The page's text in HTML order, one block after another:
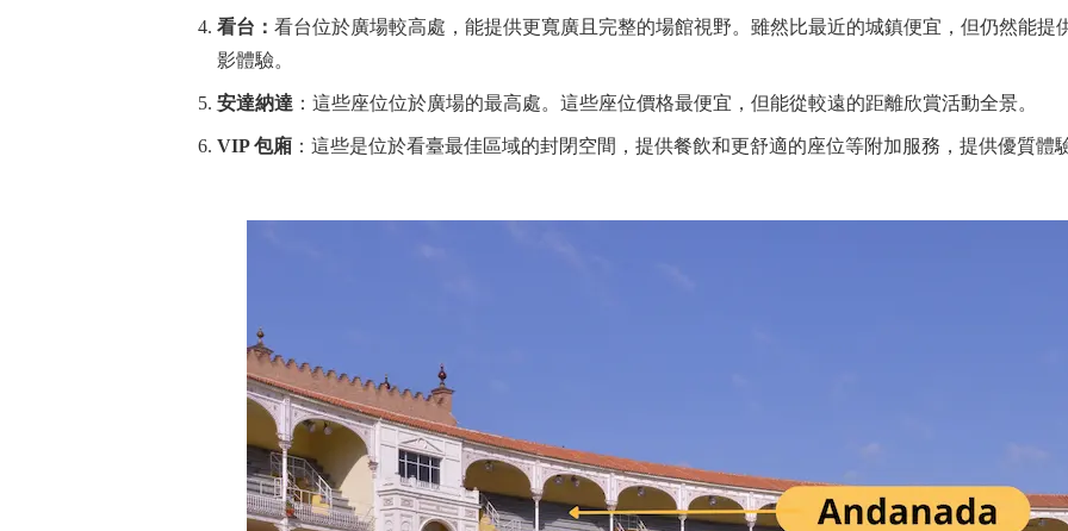
看台： 看台位於廣場較高處，能提供更寬廣且完整的場館視野。雖然比最近的城鎮便宜，但仍然能提
影體驗。
安達納達 ：這些座位位於廣場的最高處。這些座位價格最便宜，但能從較遠的距離欣賞活動全景。
VIP 包廂 ：這些是位於看臺最佳區域的封閉空間，提供餐飲和更舒適的座位等附加服務，提供優質體驗